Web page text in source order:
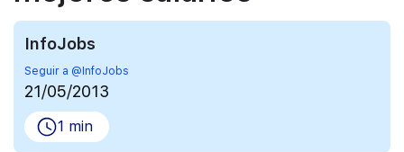
InfoJobs
Seguir a @InfoJobs
21/05/2013
1 min